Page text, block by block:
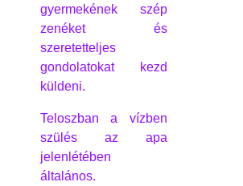
gyermekének szép
zenéket és
szeretetteljes
gondolatokat kezd
küldeni.
Teloszban a vízben
szülés az apa
jelenlétében
általános.